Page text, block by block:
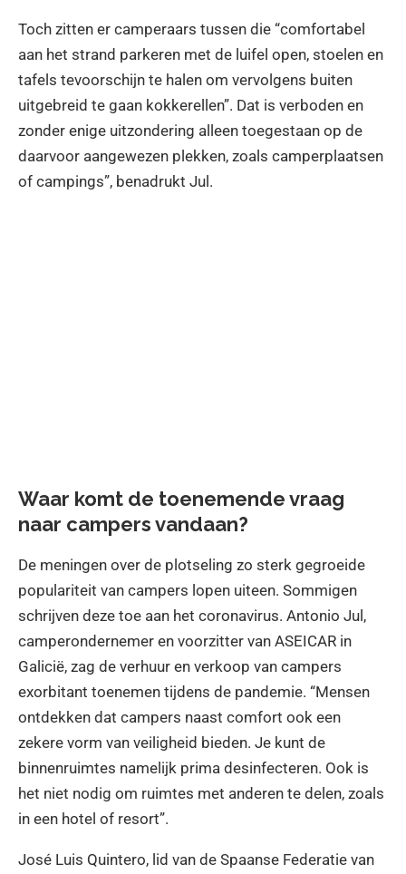
Toch zitten er camperaars tussen die “comfortabel
aan het strand parkeren met de luifel open, stoelen en
tafels tevoorschijn te halen om vervolgens buiten
uitgebreid te gaan kokkerellen”. Dat is verboden en
zonder enige uitzondering alleen toegestaan op de
daarvoor aangewezen plekken, zoals camperplaatsen
of campings”, benadrukt Jul.
Waar komt de toenemende vraag
naar campers vandaan?
De meningen over de plotseling zo sterk gegroeide
populariteit van campers lopen uiteen. Sommigen
schrijven deze toe aan het coronavirus. Antonio Jul,
camperondernemer en voorzitter van ASEICAR in
Galicië, zag de verhuur en verkoop van campers
exorbitant toenemen tijdens de pandemie. “Mensen
ontdekken dat campers naast comfort ook een
zekere vorm van veiligheid bieden. Je kunt de
binnenruimtes namelijk prima desinfecteren. Ook is
het niet nodig om ruimtes met anderen te delen, zoals
in een hotel of resort”.
José Luis Quintero, lid van de Spaanse Federatie van